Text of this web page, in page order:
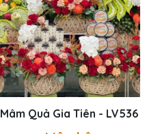
Mâm Quả Gia Tiên - LV536